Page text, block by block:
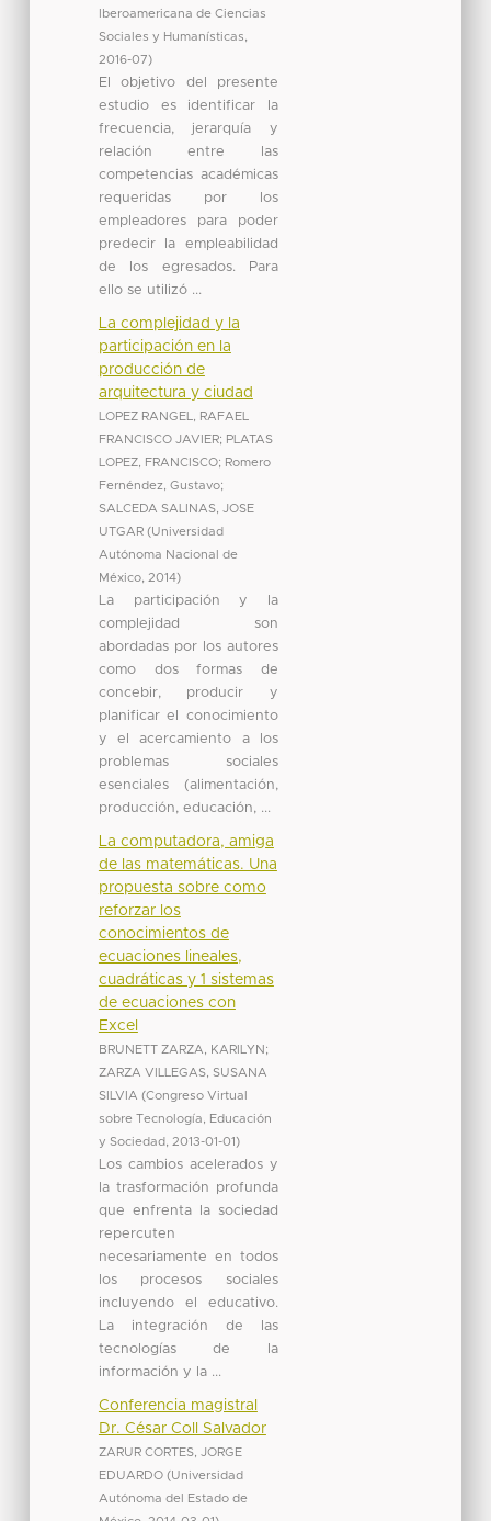
Iberoamericana de Ciencias
Sociales y Humanísticas
2016-07)
El objetivo del presente
estudio es identificar la
frecuencia, jerarquía y
relación entre las
competencias académicas
requeridas por los
empleadores para poder
predecir la empleabilidad
de los egresados. Para
ello se utilizó ...
La complejidad y la
participación en la
producción de
arquitectura y ciudad
LOPEZ RANGEL, RAFAEL
FRANCISCO JAVIER; PLATAS
LOPEZ, FRANCISCO; Romero
Fernéndez, Gustavo;
SALCEDA SALINAS, JOSE
UTGAR (Universidad
Autónoma Nacional de
México, 2014)
La participación y la
complejidad son
abordadas por los autores
como dos formas de
concebir, producir y
planificar el conocimiento
y el acercamiento a los
problemas sociales
esenciales (alimentación,
producción, educación, ...
La computadora, amiga
de las matemáticas. Una
propuesta sobre como
reforzar los
conocimientos de
ecuaciones lineales,
cuadráticas y 1 sistemas
de ecuaciones con
Excel
BRUNETT ZARZA, KARILYN ;
ZARZA VILLEGAS, SUSANA
SILVIA (Congreso Virtual
sobre Tecnología, Educación
y Sociedad
2013-01-01)
Los cambios acelerados y
la trasformación profunda
que enfrenta la sociedad
repercuten
necesariamente en todos
los procesos sociales
incluyendo el educativo.
La integración de las
tecnologías de la
información y la ...
Conferencia magistral
Dr. César Coll Salvador
ZARUR CORTES, JORGE
EDUARDO (Universidad
Autónoma del Estado de